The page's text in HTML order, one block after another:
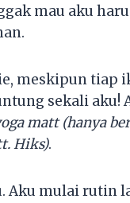
mau aku
meskipun tiap
sekali
matt (hanya
Hiks).
Aku mulai rutin